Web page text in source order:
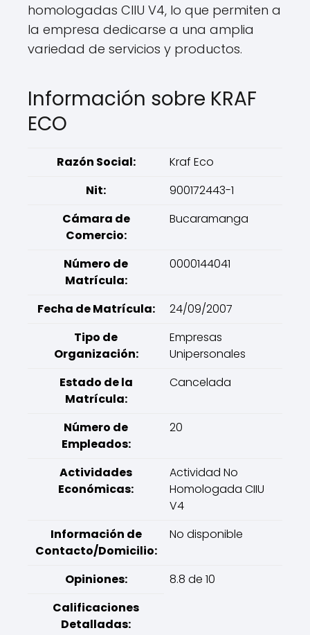
homologadas CIIU V4, lo que permiten a
la empresa dedicarse a una amplia
variedad de servicios y productos.
Información sobre KRAF
ECO
Razón Social:
Kraf Eco
Nit:
900172443-1
Cámara de
Comercio:
Bucaramanga
Número de
Matrícula:
0000144041
Fecha de Matrícula:
24/09/2007
Tipo de
Organización:
Empresas
Unipersonales
Estado de la
Matrícula:
Cancelada
Número de
Empleados:
20
Actividades
Económicas:
Actividad No
Homologada CIIU
V4
Información de
Contacto/Domicilio:
No disponible
Opiniones:
8.8 de 10
Calificaciones
Detalladas: